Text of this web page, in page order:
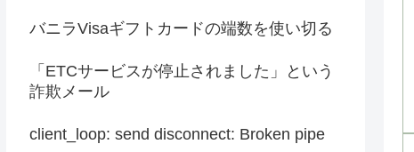
バニラVisaギフトカードの端数を使い切る
「ETCサービスが停止されました」という
詐欺メール
client_loop: send disconnect: Broken pipe